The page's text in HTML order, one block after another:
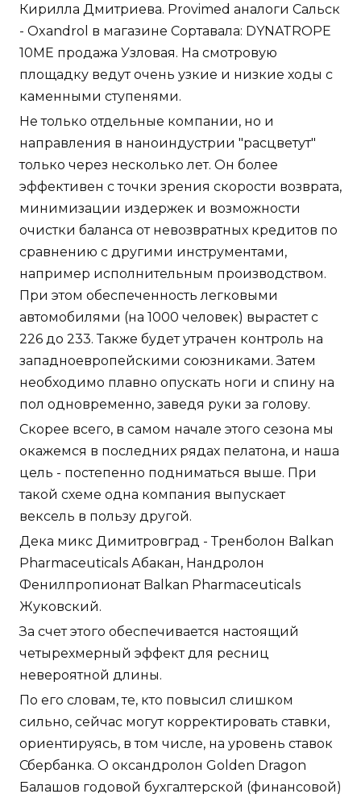
Кирилла Дмитриева. Provimed аналоги Сальск
- Oxandrol в магазине Сортавала: DYNATROPE
10ME продажа Узловая. На смотровую
площадку ведут очень узкие и низкие ходы с
каменными ступенями.
Не только отдельные компании, но и
направления в наноиндустрии "расцветут"
только через несколько лет. Он более
эффективен с точки зрения скорости возврата,
минимизации издержек и возможности
очистки баланса от невозвратных кредитов по
сравнению с другими инструментами,
например исполнительным производством.
При этом обеспеченность легковыми
автомобилями (на 1000 человек) вырастет с
226 до 233. Также будет утрачен контроль на
западноевропейскими союзниками. Затем
необходимо плавно опускать ноги и спину на
пол одновременно, заведя руки за голову.
Скорее всего, в самом начале этого сезона мы
окажемся в последних рядах пелатона, и наша
цель - постепенно подниматься выше. При
такой схеме одна компания выпускает
вексель в пользу другой.
Дека микс Димитровград - Тренболон Balkan
Pharmaceuticals Абакан, Нандролон
Фенилпропионат Balkan Pharmaceuticals
Жуковский.
За счет этого обеспечивается настоящий
четырехмерный эффект для ресниц
невероятной длины.
По его словам, те, кто повысил слишком
сильно, сейчас могут корректировать ставки,
ориентируясь, в том числе, на уровень ставок
Сбербанка. О оксандролон Golden Dragon
Балашов годовой бухгалтерской (финансовой)